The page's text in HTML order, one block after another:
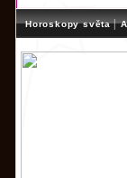
Horoskopy světa |